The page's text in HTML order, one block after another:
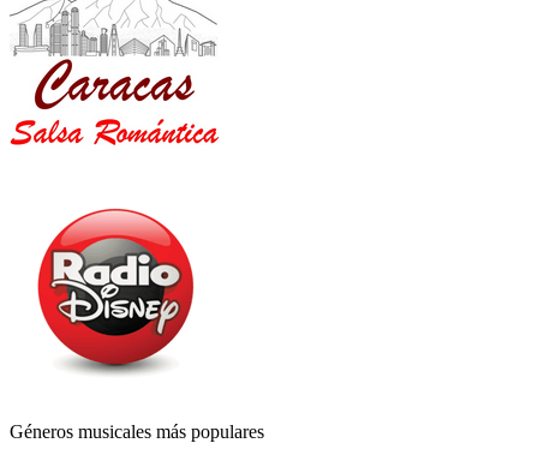
Géneros musicales más populares